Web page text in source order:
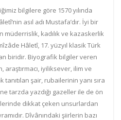
bilgilere göre 1570 yılında
asıl adı Mustafa’dır. İyi bir
müderrislik, kadılık ve kazaskerlik
Hâletî, 17. yüzyıl klasik Türk
biridir. Biyografik bilgiler veren
iyiliksever, ilim ve
tanıtılan şair, rubailerinin yanı sıra
tarzda yazdığı gazeller ile de ön
dikkat çeken unsurlardan
Dîvânındaki şiirlerin bazı